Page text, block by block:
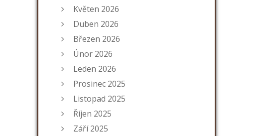
Květen 2026
Duben 2026
Březen 2026
Únor 2026
Leden 2026
Prosinec 2025
Listopad 2025
Říjen 2025
Září 2025